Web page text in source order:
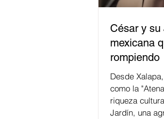
César y su
mexicana
rompiendo
Desde
como la
riqueza
Jardín, una